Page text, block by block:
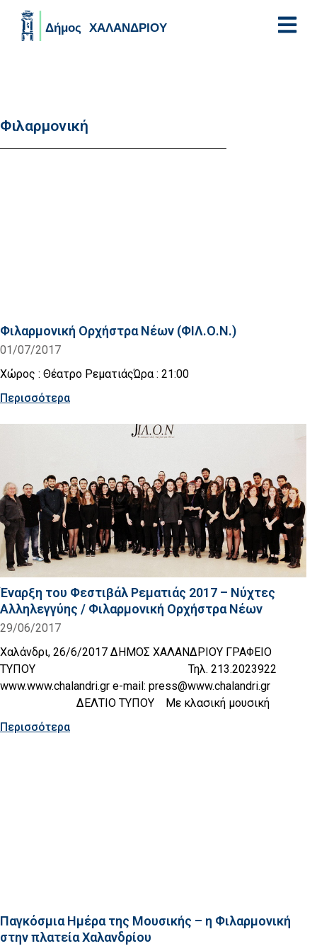
Φιλαρμονική
Φιλαρμονική Ορχήστρα Νέων (ΦΙΛ.Ο.Ν.)
01/07/2017
Χώρος : Θέατρο ΡεματιάςΏρα : 21:00
Περισσότερα
Έναρξη του Φεστιβάλ Ρεματιάς 2017 – Νύχτες
Αλληλεγγύης / Φιλαρμονική Ορχήστρα Νέων
29/06/2017
Χαλάνδρι, 26/6/2017 ΔΗΜΟΣ ΧΑΛΑΝΔΡΙΟΥ ΓΡΑΦΕΙΟ
ΤΥΠΟΥ Τηλ. 213.2023922
www.www.chalandri.gr e-mail: press@www.chalandri.gr
ΔΕΛΤΙΟ ΤΥΠΟΥ Με κλασική μουσική
Περισσότερα
Παγκόσμια Ημέρα της Μουσικής – η Φιλαρμονική
στην πλατεία Χαλανδρίου